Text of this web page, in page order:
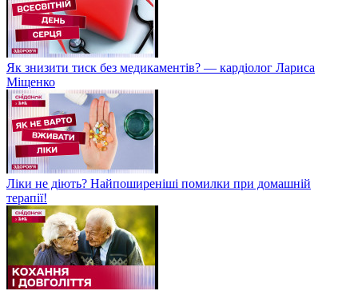
Як знизити тиск без медикаментів? — кардіолог Лариса
Міщенко
Ліки не діють? Найпоширеніші помилки при домашній
терапії!